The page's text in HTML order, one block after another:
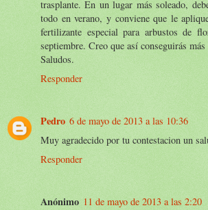
trasplante. En un lugar más soleado,
todo en verano, y conviene que le
fertilizante especial para arbustos de
septiembre. Creo que así conseguirás
Saludos.
Responder
Pedro 6 de mayo de 2013 a las 10:36
Muy agradecido por tu contestacion un
Responder
Anónimo 11 de mayo de 2013 a las 2:20